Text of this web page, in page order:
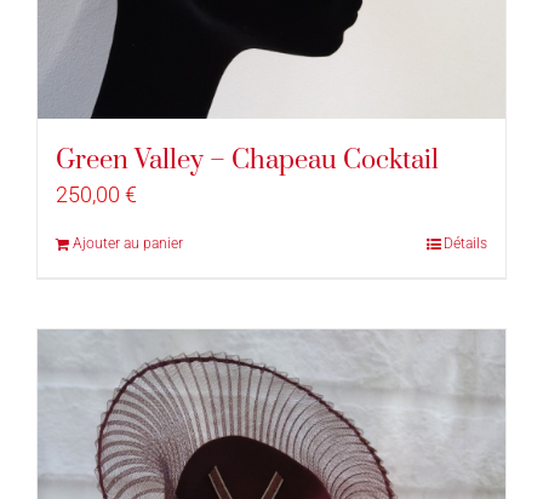
Green Valley – Chapeau Cocktail
250,00 €
Ajouter au panier Détails